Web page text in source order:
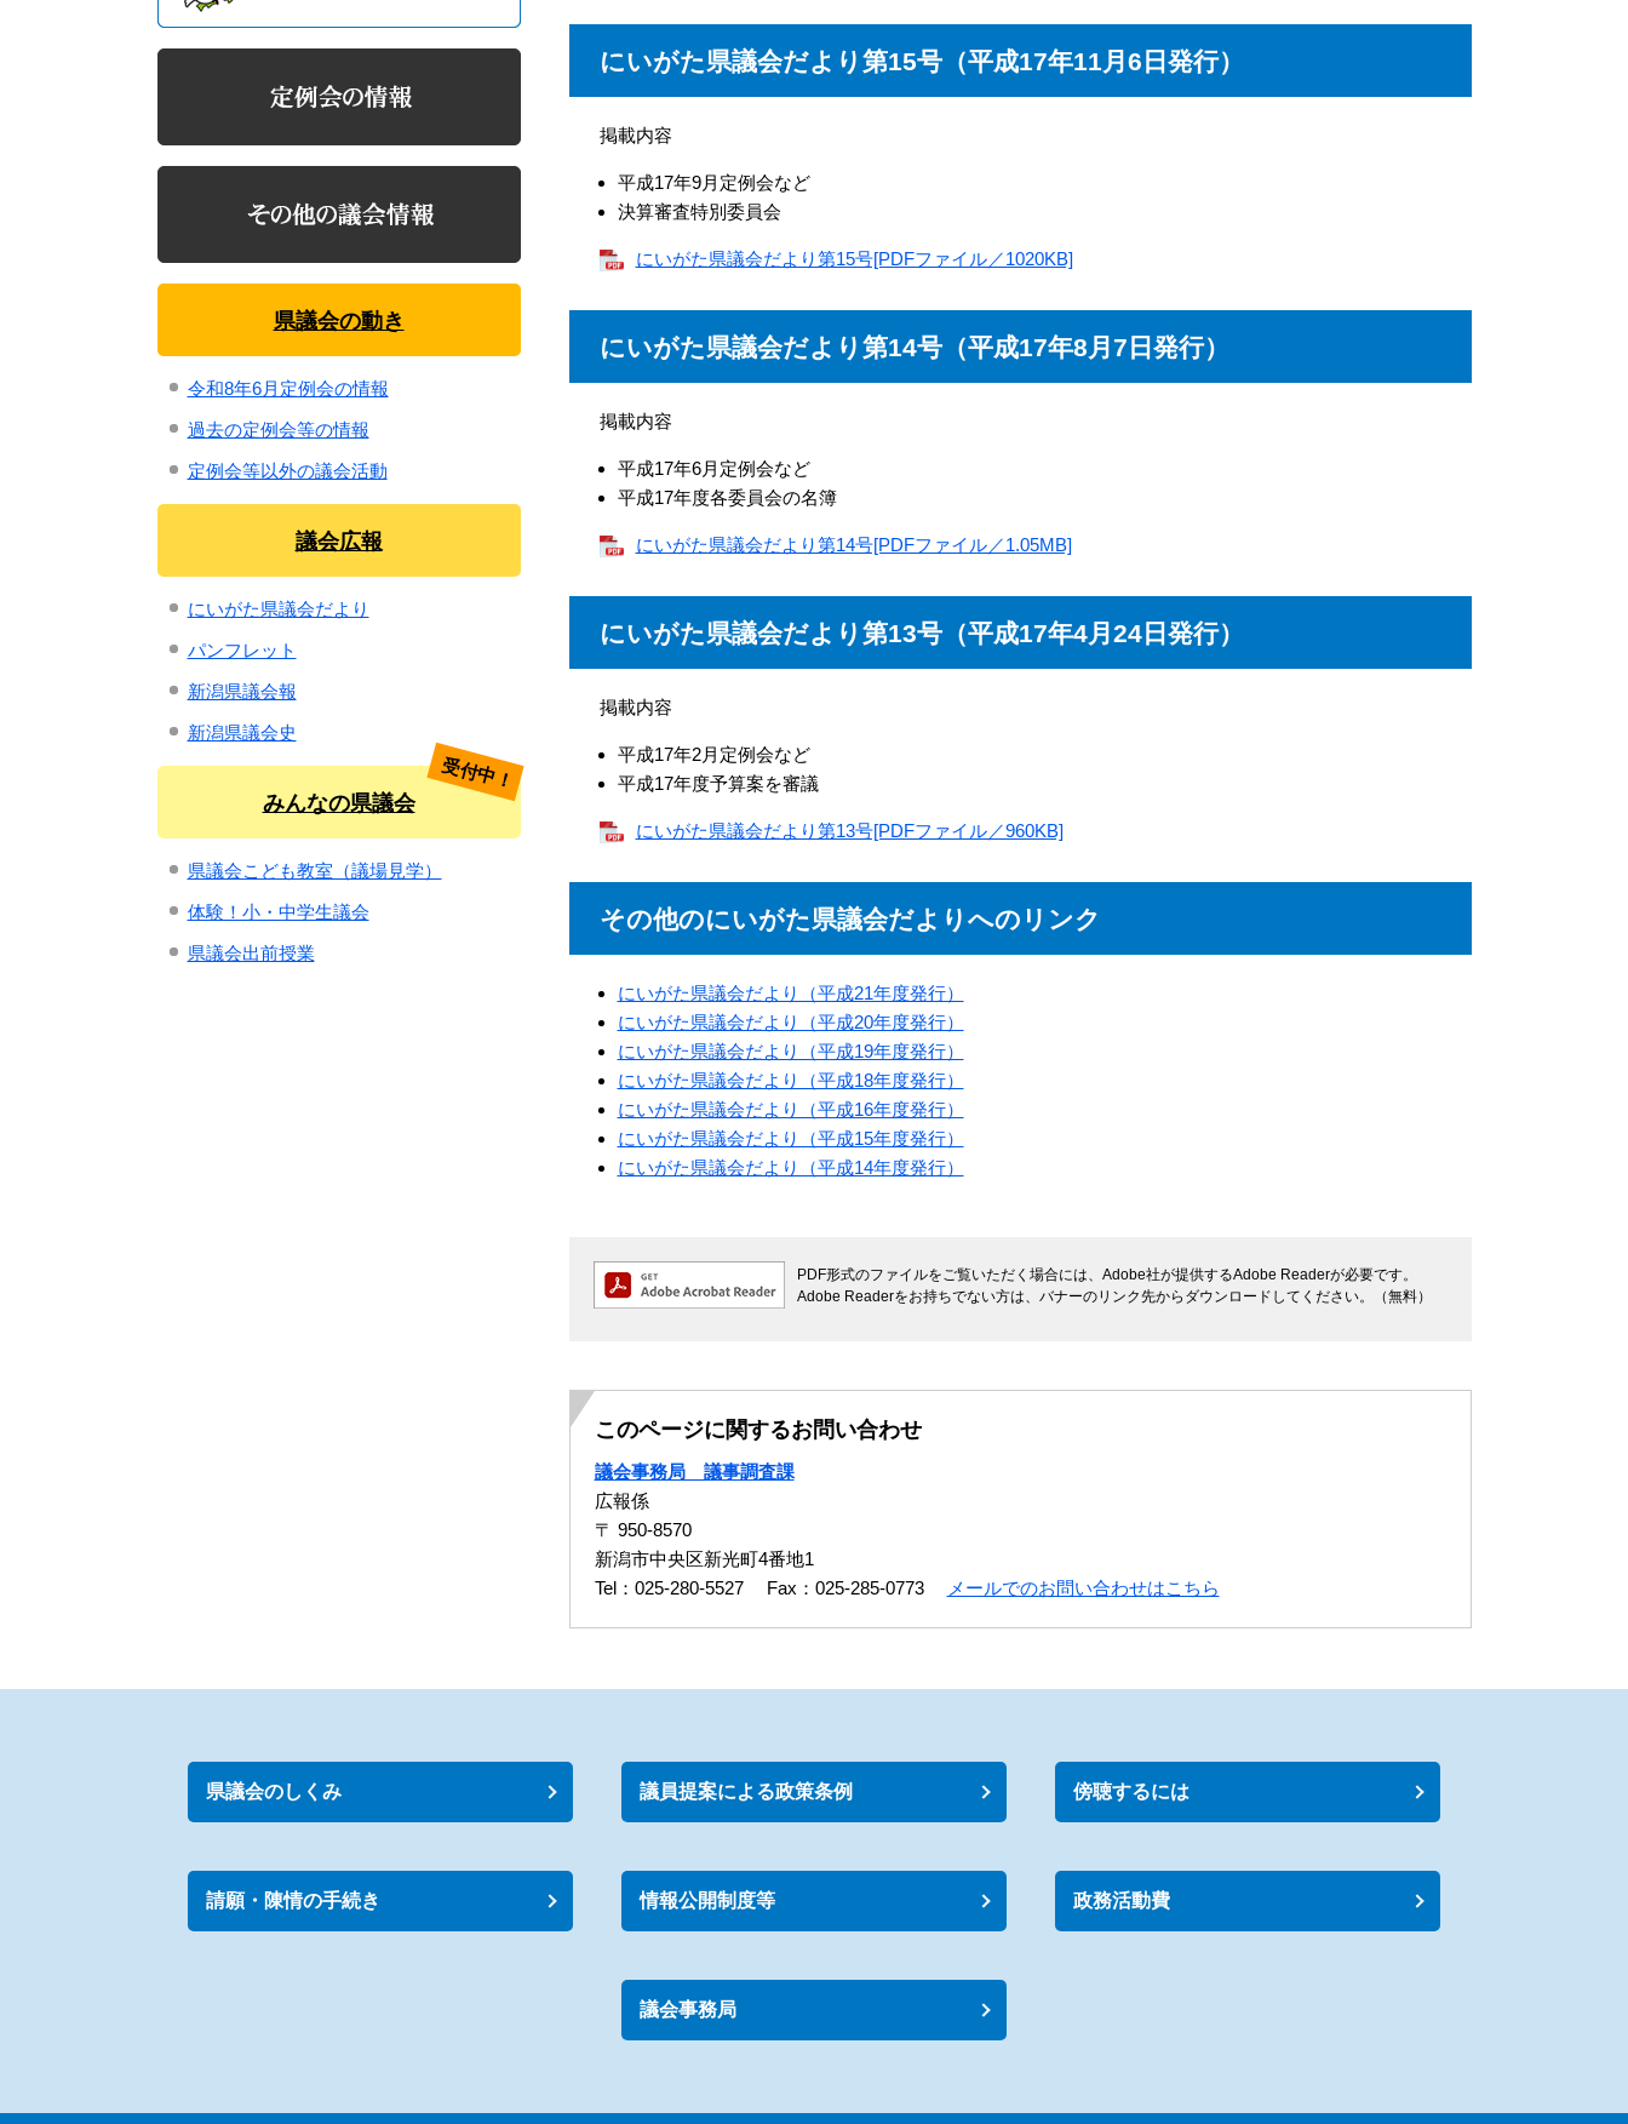
にいがた県議会だより第15号（平成17年11月6日発行）
掲載内容
平成17年9月定例会など
決算審査特別委員会
にいがた県議会だより第15号[PDFファイル／1020KB]
にいがた県議会だより第14号（平成17年8月7日発行）
掲載内容
平成17年6月定例会など
平成17年度各委員会の名簿
にいがた県議会だより第14号[PDFファイル／1.05MB]
にいがた県議会だより第13号（平成17年4月24日発行）
掲載内容
平成17年2月定例会など
平成17年度予算案を審議
にいがた県議会だより第13号[PDFファイル／960KB]
その他のにいがた県議会だよりへのリンク
にいがた県議会だより（平成21年度発行）
にいがた県議会だより（平成20年度発行）
にいがた県議会だより（平成19年度発行）
にいがた県議会だより（平成18年度発行）
にいがた県議会だより（平成16年度発行）
にいがた県議会だより（平成15年度発行）
にいがた県議会だより（平成14年度発行）
PDF形式のファイルをご覧いただく場合には、Adobe社が提供するAdobe Readerが必要です。
Adobe Readerをお持ちでない方は、バナーのリンク先からダウンロードしてください。（無料）
このページに関するお問い合わせ
議会事務局 議事調査課
広報係
〒 950-8570
新潟市中央区新光町4番地1
Tel：025-280-5527
Fax：025-285-0773 メールでのお問い合わせはこちら
県議会の動き
令和8年6月定例会の情報
過去の定例会等の情報
定例会等以外の議会活動
議会広報
にいがた県議会だより
パンフレット
新潟県議会報
新潟県議会史
みんなの県議会
受付中！
県議会こども教室（議場見学）
体験！小・中学生議会
県議会出前授業
県議会のしくみ 議員提案による政策条例 傍聴するには
請願・陳情の手続き 情報公開制度等 政務活動費
議会事務局